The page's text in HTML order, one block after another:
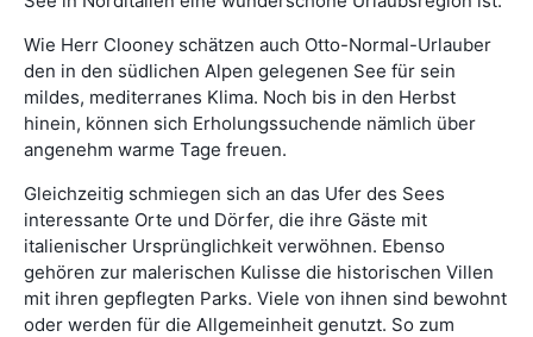
Wie Herr Clooney schätzen auch Otto-Normal-Urlauber
den in den südlichen Alpen gelegenen See für sein
mildes, mediterranes Klima. Noch bis in den Herbst
hinein, können sich Erholungssuchende nämlich über
angenehm warme Tage freuen.
Gleichzeitig schmiegen sich an das Ufer des Sees
interessante Orte und Dörfer, die ihre Gäste mit
italienischer Ursprünglichkeit verwöhnen. Ebenso
gehören zur malerischen Kulisse die historischen Villen
mit ihren gepflegten Parks. Viele von ihnen sind bewohnt
oder werden für die Allgemeinheit genutzt. So zum